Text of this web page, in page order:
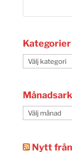
Kategorier
Kategorier
Månadsarkiv
Nytt